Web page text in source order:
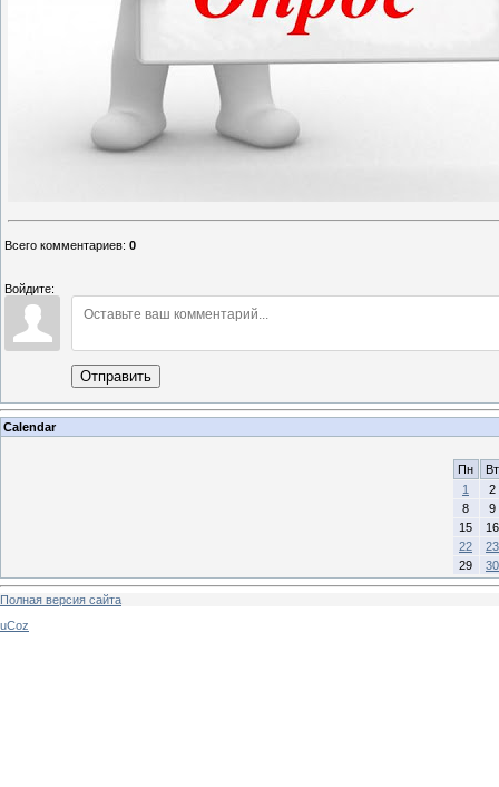
Всего комментариев: 0
Войдите:
Отправить
Calendar
Пн
Вт
1
2
8
9
15
16
22
23
29
30
Полная версия сайта
uCoz